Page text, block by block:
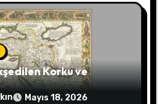
Korku ve
Mayıs 18, 2026